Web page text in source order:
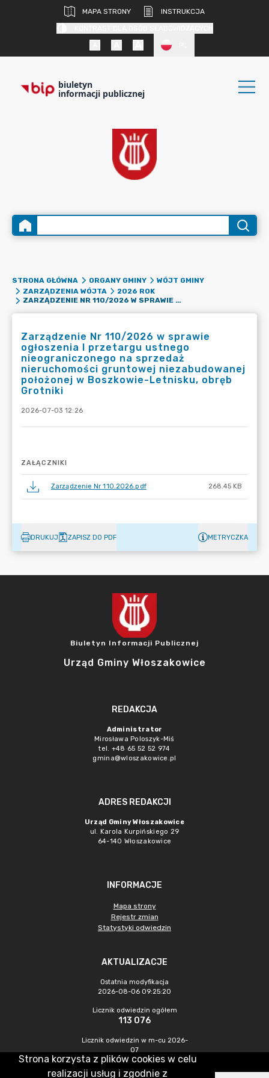
MAPA STRONY
INSTRUKCJA
biuletyn
informacji publicznej
STRONA GŁÓWNA ORGANY GMINY
WÓJT GMINY
ZARZĄDZENIA WÓJTA
2026 ROK
ZARZĄDZENIE NR 110/2026 W SPRAWIE OGŁOSZENIA I PRZETARGU USTNEGO NIEOGRANICZONEGO NA SPRZEDAŻ NIERUCHOMOŚCI GRUNTOWEJ NIEZABUDOWANEJ POŁOŻONEJ W BOSZKOWIE-LETNISKU, OBRĘB GROTNIKI
Zarządzenie Nr 110/2026 w sprawie
ogłoszenia I przetargu ustnego
nieograniczonego na sprzedaż
nieruchomości gruntowej niezabudowanej
położonej w Boszkowie-Letnisku, obręb
Grotniki
2026-07-03 12:26
ZAŁĄCZNIKI
Zarządzenie Nr 110.2026.pdf 268.45 KB
DRUKUJ ZAPISZ DO PDF METRYCZKA
Biuletyn Informacji Publicznej
Urząd Gminy Włoszakowice
REDAKCJA
Administrator
Mirosława Poloszyk-Miś
tel. +48 65 52 52 974
gmina@wloszakowice.pl
ADRES REDAKCJI
Urząd Gminy Włoszakowice
ul. Karola Kurpińskiego 29
64-140 Włoszakowice
INFORMACJE
Mapa strony
Rejestr zmian
Statystyki odwiedzin
AKTUALIZACJE
Ostatnia modyfikacja
2026-08-06 09:25:20
Licznik odwiedzin ogółem
113 076
Licznik odwiedzin w m-cu 2026-
07
406
Strona korzysta z plików cookies w celu
realizacji usług i zgodnie z